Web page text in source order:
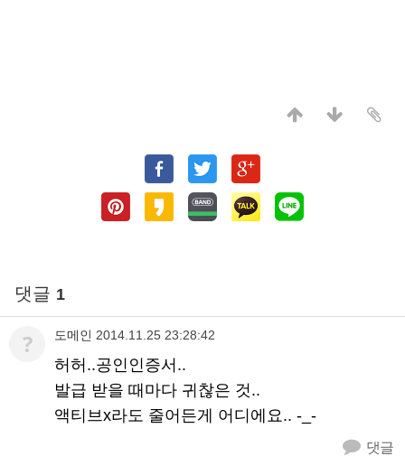
댓글 1
? 도메인 2014.11.25 23:28:42
허허..공인인증서..
발급 받을 때마다 귀찮은 것..
액티브x라도 줄어든게 어디에요.. -_-
댓글